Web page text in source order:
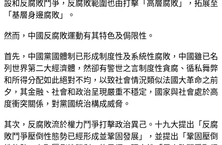
設和反腐敗鬥爭，反腐敗範圍也由打擊「高層腐敗」，拓展至
「基層身邊腐敗」。
然而，中國反腐敗運動有其特色及侷限性。
首先，中國黨國體制已形成制度性及系統性腐敗，中國雖已名
列世界第二大經濟體，然卻有警世之言制度性貪腐、循私舞弊
和所得分配如此絕對不均，以致社會情況類似法國大革命之前
夕，其金融、社會和政治呈現嚴重不穩定，國家與社會處於高
度衝突關係，對黨國統治構成威脅。
其次，反腐敗流於權力鬥爭打擊政治異己。十九大提出「反腐
敗鬥爭壓倒性態勢已經形成並鞏固發展」，並提出「鞏固壓倒